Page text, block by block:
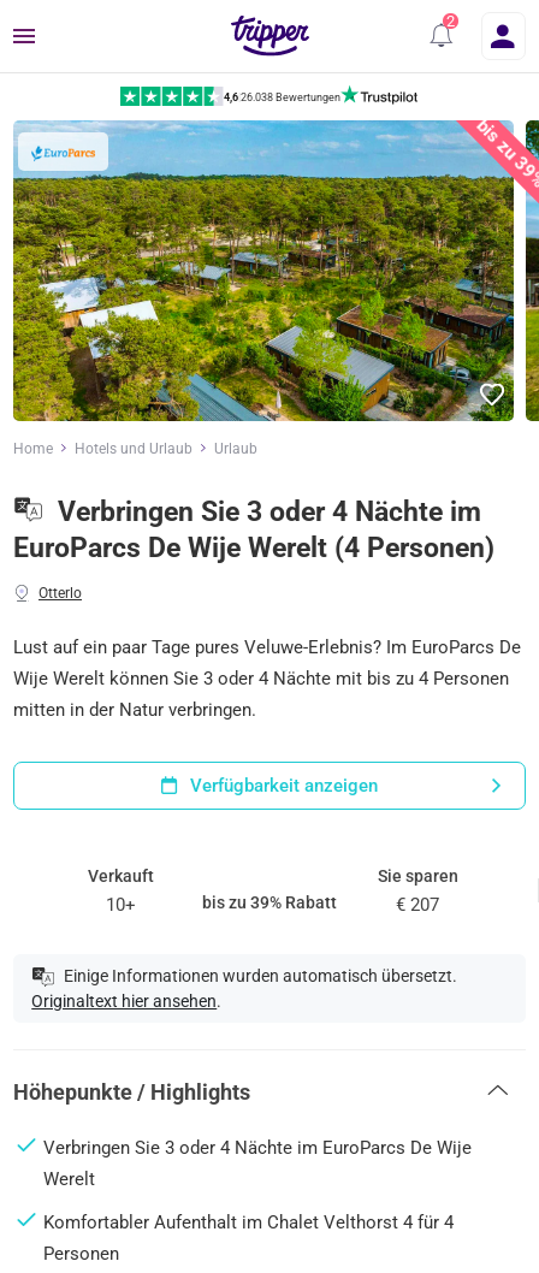
Menü
4,6|26.038 Bewertungen
bis zu
Home Hotels und Urlaub Urlaub
Verbringen Sie 3 oder 4 Nächte im
EuroParcs De Wije Werelt (4 Personen)
Otterlo
Lust auf ein paar Tage pures Veluwe-Erlebnis? Im EuroParcs De
Wije Werelt können Sie 3 oder 4 Nächte mit bis zu 4 Personen
mitten in der Natur verbringen.
Verfügbarkeit anzeigen
Verkauft
10+ bis zu 39% Rabatt
Sie sparen
€ 207
Einige Informationen wurden automatisch übersetzt.
Originaltext hier ansehen.
Höhepunkte / Highlights
Verbringen Sie 3 oder 4 Nächte im EuroParcs De Wije
Werelt
Komfortabler Aufenthalt im Chalet Velthorst 4 für 4
Personen